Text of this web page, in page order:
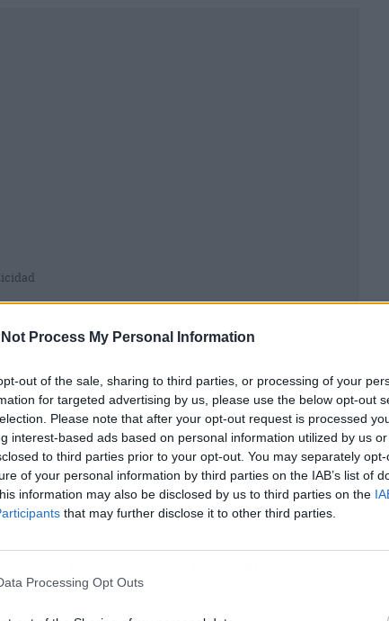
Not Process My Personal Information
out of the sale, sharing to third parties, or processing of your
for targeted advertising by us, please use the below opt-out
Please note that after your opt-out request is processed
interest-based ads based on personal information utilized by us
to third parties prior to your opt-out. You may separately
of your personal information by third parties on the IAB’s list of
information may also be disclosed by us to third parties on the
that may further disclose it to other third parties.
Processing Opt Outs
un
sacar el máximo provecho de la capacidad